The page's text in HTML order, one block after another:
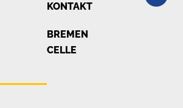
KONTAKT
BREMEN
CELLE